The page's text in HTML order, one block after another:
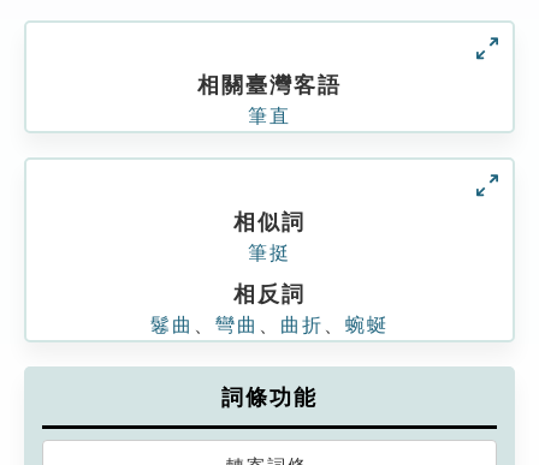
相關臺灣客語
筆直
相似詞
筆挺
相反詞
鬈曲 彎曲 曲折 蜿蜒
詞條功能